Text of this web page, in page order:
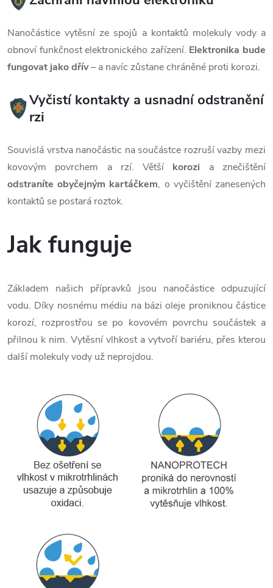
Nanočástice vytěsní ze spojů a kontaktů molekuly vody a
obnoví funkčnost elektronického zařízení. Elektronika bude
fungovat jako dřív– a navíc zůstane chráněné proti korozi.
Vyčistí kontakty a usnadní odstranění
rzi
Souvislá vrstva nanočástic na součástce rozruší vazby mezi
kovovým povrchem a rzí. Větší korozi a znečištění
odstraníte obyčejným kartáčkem, o vyčištění zanesených
kontaktů se postará roztok.
Jak funguje
Základem našich přípravků jsou nanočástice odpuzující
vodu. Díky nosnému médiu na bázi oleje proniknou částice
korozí, rozprostřou se po kovovém povrchu součástek a
přilnou k nim. Vytěsní vlhkost a vytvoří bariéru, přes kterou
další molekuly vody už neprojdou.